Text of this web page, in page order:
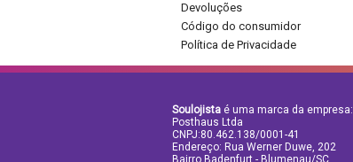
Devoluções
Código do consumidor
Política de Privacidade
Soulojista é uma marca da empresa:
Posthaus Ltda
CNPJ:80.462.138/0001-41
Endereço: Rua Werner Duwe, 202
Bairro Badenfurt - Blumenau/SC